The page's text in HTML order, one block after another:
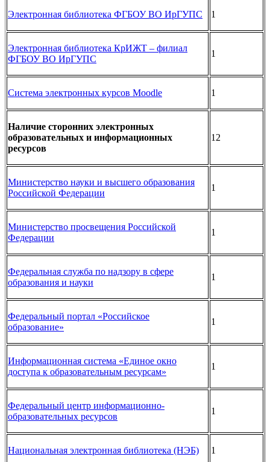
Электронная библиотека ФГБОУ ВО ИрГУПС 1
Электронная библиотека КрИЖТ – филиал
ФГБОУ ВО ИрГУПС
1
Система электронных курсов Moodle 1
Наличие сторонних электронных
образовательных и информационных
ресурсов
12
Министерство науки и высшего образования
Российской Федерации
1
Министерство просвещения Российской
Федерации
1
Федеральная служба по надзору в сфере
образования и науки
1
Федеральный портал «Российское
образование»
1
Информационная система «Единое окно
доступа к образовательным ресурсам»
1
Федеральный центр информационно-
образовательных ресурсов
1
Национальная электронная библиотека (НЭБ) 1